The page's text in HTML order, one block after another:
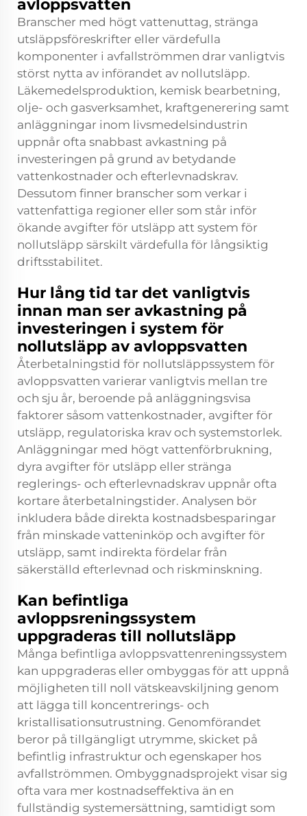
avloppsvatten
Branscher med högt vattenuttag, stränga
utsläppsföreskrifter eller värdefulla
komponenter i avfallströmmen drar vanligtvis
störst nytta av införandet av nollutsläpp.
Läkemedelsproduktion, kemisk bearbetning,
olje- och gasverksamhet, kraftgenerering samt
anläggningar inom livsmedelsindustrin
uppnår ofta snabbast avkastning på
investeringen på grund av betydande
vattenkostnader och efterlevnadskrav.
Dessutom finner branscher som verkar i
vattenfattiga regioner eller som står inför
ökande avgifter för utsläpp att system för
nollutsläpp särskilt värdefulla för långsiktig
driftsstabilitet.
Hur lång tid tar det vanligtvis
innan man ser avkastning på
investeringen i system för
nollutsläpp av avloppsvatten
Återbetalningstid för nollutsläppssystem för
avloppsvatten varierar vanligtvis mellan tre
och sju år, beroende på anläggningsvisa
faktorer såsom vattenkostnader, avgifter för
utsläpp, regulatoriska krav och systemstorlek.
Anläggningar med högt vattenförbrukning,
dyra avgifter för utsläpp eller stränga
reglerings- och efterlevnadskrav uppnår ofta
kortare återbetalningstider. Analysen bör
inkludera både direkta kostnadsbesparingar
från minskade vatteninköp och avgifter för
utsläpp, samt indirekta fördelar från
säkerställd efterlevnad och riskminskning.
Kan befintliga
avloppsreningssystem
uppgraderas till nollutsläpp
Många befintliga avloppsvattenreningssystem
kan uppgraderas eller ombyggas för att uppnå
möjligheten till noll vätskeavskiljning genom
att lägga till koncentrerings- och
kristallisationsutrustning. Genomförandet
beror på tillgängligt utrymme, skicket på
befintlig infrastruktur och egenskaper hos
avfallströmmen. Ombyggnadsprojekt visar sig
ofta vara mer kostnadseffektiva än en
fullständig systemersättning, samtidigt som